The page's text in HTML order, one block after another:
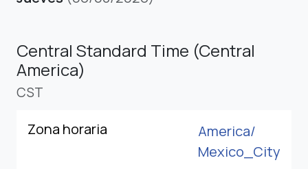
Central Standard Time (Central
America)
CST
Zona horaria
America/
Mexico_City